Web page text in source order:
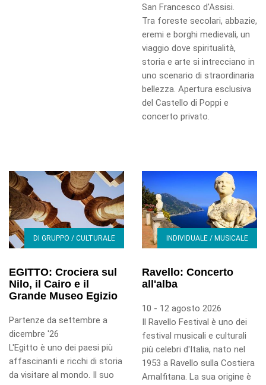
San Francesco d'Assisi.
Tra foreste secolari, abbazie,
eremi e borghi medievali, un
viaggio dove spiritualità,
storia e arte si intrecciano in
uno scenario di straordinaria
bellezza. Apertura esclusiva
del Castello di Poppi e
concerto privato.
DI GRUPPO / CULTURALE
EGITTO: Crociera sul
Nilo, il Cairo e il
Grande Museo Egizio
Partenze da settembre a
dicembre '26
L'Egitto è uno dei paesi più
affascinanti e ricchi di storia
da visitare al mondo. Il suo
INDIVIDUALE / MUSICALE
Ravello: Concerto
all'alba
10 - 12 agosto 2026
Il Ravello Festival è uno dei
festival musicali e culturali
più celebri d'Italia, nato nel
1953 a Ravello sulla Costiera
Amalfitana. La sua origine è